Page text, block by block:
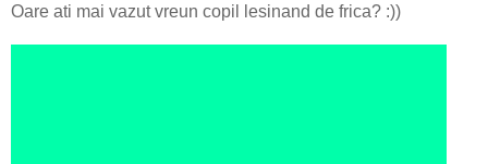
Oare ati mai vazut vreun copil lesinand de frica? :))